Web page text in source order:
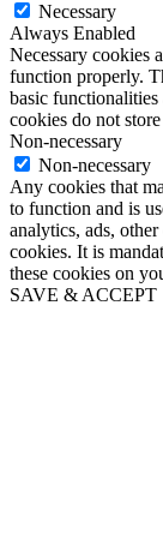
Necessary
Always Enabled
Necessary cookies
function properly.
basic functionalities
cookies do not
Non-necessary
Non-necessary
Any cookies that
to function and is
analytics, ads, other
cookies. It is
these cookies on
SAVE & ACCEPT